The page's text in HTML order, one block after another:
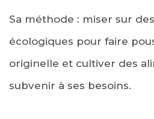
Sa méthode : miser sur
écologiques pour faire
originelle et cultiver des
subvenir à ses besoins.